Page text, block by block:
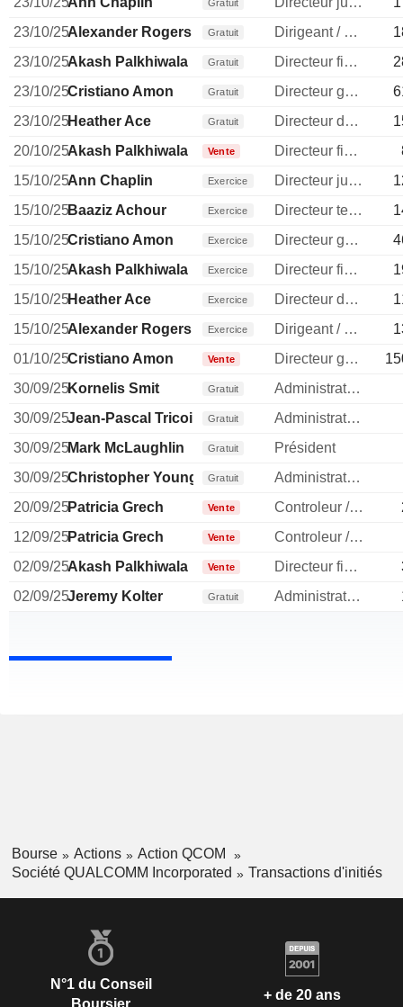
Gratuit
23/10/25Alexander Rogers Gratuit Dirigeant / cadre principal
23/10/25Akash Palkhiwala Gratuit Directeur financier
23/10/25Cristiano Amon Gratuit Directeur general
23/10/25Heather Ace Gratuit Directeur des ressources humaines
20/10/25Akash Palkhiwala Vente Directeur financier
15/10/25Ann Chaplin Exercice Directeur juridique
15/10/25Baaziz Achour Exercice Directeur technique
15/10/25Cristiano Amon Exercice Directeur general
15/10/25Akash Palkhiwala Exercice Directeur financier
15/10/25Heather Ace Exercice Directeur des ressources humaines
15/10/25Alexander Rogers Exercice Dirigeant / cadre principal
01/10/25Cristiano Amon Vente Directeur general
30/09/25Kornelis Smit Gratuit
Administrateur
30/09/25Jean-Pascal Tricoire Gratuit
Administrateur
30/09/25Mark McLaughlin Gratuit
Président
30/09/25Christopher Young Gratuit
Administrateur
20/09/25Patricia Grech Vente Controleur / auditeur
12/09/25Patricia Grech Vente
Controleur / auditeur
02/09/25Akash Palkhiwala Vente Directeur financier
02/09/25Jeremy Kolter Gratuit Administrateur
Bourse Actions
Action QCOM
Société QUALCOMM Incorporated
Transactions d'initiés
N°1 du Conseil
Boursier
+ de 20 ans